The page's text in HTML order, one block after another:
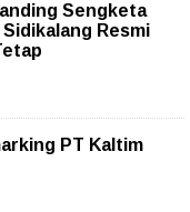
Sengketa
Resmi
PT Kaltim